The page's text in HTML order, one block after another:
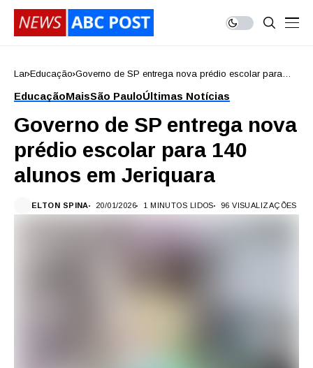
Lar Educação Governo de SP entrega nova prédio escolar para
EducaçãoMaisSão PauloÚltimas Notícias
Governo de SP entrega nova
prédio escolar para 140
alunos em Jeriquara
ELTON SPINA 20/01/2026 1 MINUTOS LIDOS 96 VISUALIZAÇÕES